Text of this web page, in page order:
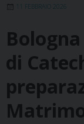
11 FEBBRAIO 2026
di